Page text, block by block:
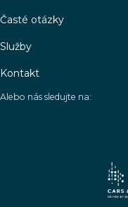
Časté otázky
Služby
Kontakt
Alebo nás sledujte na: